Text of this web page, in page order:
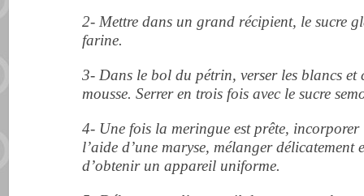
2- Mettre dans un grand récipient, le sucre
farine.
3- Dans le bol du pétrin, verser les blancs et
mousse. Serrer en trois fois avec le sucre
4- Une fois la meringue est prête,
l’aide d’une maryse, mélanger
d’obtenir un appareil uniforme.